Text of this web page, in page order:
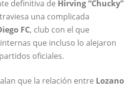
definitiva de Hirving “Chucky”
una complicada
FC, club con el que
que incluso lo alejaron
oficiales.
que la relación entre Lozano